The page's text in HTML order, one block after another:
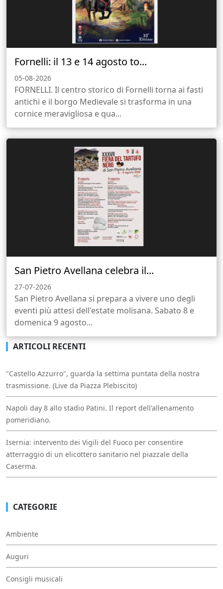
Fornelli: il 13 e 14 agosto to...
05-08-2026
FORNELLI. Il centro storico di Fornelli torna ai fasti
antichi e il borgo Medievale si trasforma in una
cornice meravigliosa e qua...
San Pietro Avellana celebra il...
27-07-2026
San Pietro Avellana si prepara a vivere uno degli
eventi più attesi dell'estate molisana. Sabato 8 e
domenica 9 agosto...
ARTICOLI RECENTI
"Castello Azzurro", guarda la settima puntata della nostra
trasmissione. (Live da Piazza Plebiscito)
Napoli day 8 allo stadio Patini. Il report dell'allenamento
pomeridiano.
Isernia: intervento dei Vigili del Fuoco per consentire
atterraggio di un elicottero sanitario nel piazzale della
Caserma.
CATEGORIE
Ambiente
Auguri
Consigli musicali